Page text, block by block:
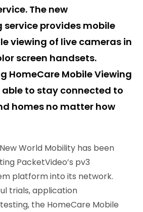
The new
provides mobile
viewing of live cameras in
screen handsets.
HomeCare Mobile Viewing
able to stay connected to
homes no matter how
World Mobility has been
PacketVideo’s pv3
platform into its network.
trials, application
the HomeCare Mobile